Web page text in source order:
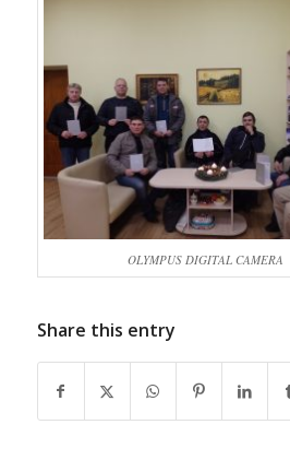
OLYMPUS DIGITAL CAMERA
Share this entry